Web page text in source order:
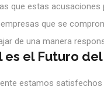
que estas acusaciones
que se
de una manera
es el Futuro del
estamos satisfechos